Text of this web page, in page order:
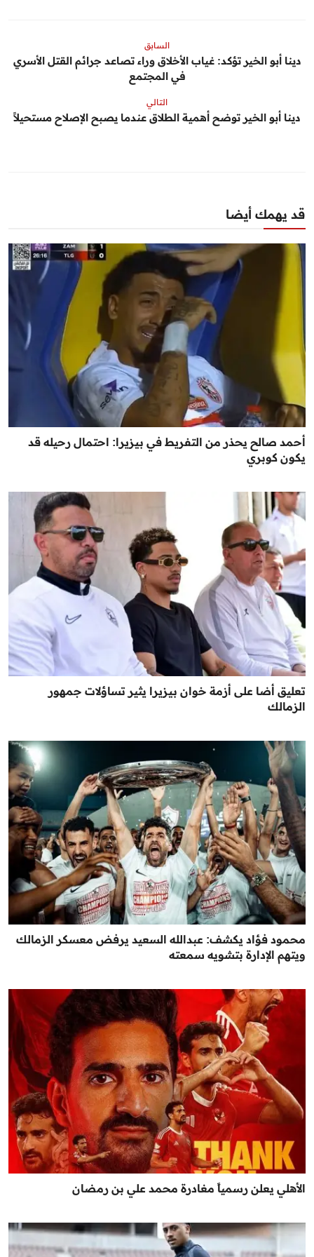
السابق
دينا أبو الخير تؤكد: غياب الأخلاق وراء تصاعد جرائم القتل الأسري
في المجتمع
التالي
دينا أبو الخير توضح أهمية الطلاق عندما يصبح الإصلاح مستحيلاً
قد يهمك أيضا
أحمد صالح يحذر من التفريط في بيزيرا: احتمال رحيله قد
يكون كوبري
تعليق أضا على أزمة خوان بيزيرا يثير تساؤلات جمهور
الزمالك
محمود فؤاد يكشف: عبدالله السعيد يرفض معسكر الزمالك
ويتهم الإدارة بتشويه سمعته
الأهلي يعلن رسمياً مغادرة محمد علي بن رمضان